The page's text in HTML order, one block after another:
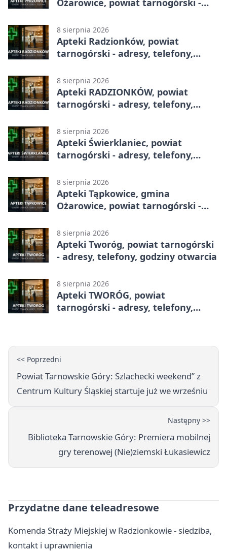
Ożarowice, powiat tarnogórski -
8 sierpnia 2026
Apteki Radzionków, powiat
tarnogórski - adresy, telefony,
8 sierpnia 2026
Apteki RADZIONKÓW, powiat
tarnogórski - adresy, telefony,
8 sierpnia 2026
Apteki Świerklaniec, powiat
tarnogórski - adresy, telefony,
8 sierpnia 2026
Apteki Tąpkowice, gmina
Ożarowice, powiat tarnogórski -
8 sierpnia 2026
Apteki Tworóg, powiat tarnogórski
- adresy, telefony, godziny otwarcia
8 sierpnia 2026
Apteki TWORÓG, powiat
tarnogórski - adresy, telefony,
<< Poprzedni
Powiat Tarnowskie Góry: Szlachecki weekend” z
Centrum Kultury Śląskiej startuje już we wrześniu
Następny >>
Biblioteka Tarnowskie Góry: Premiera mobilnej
gry terenowej (Nie)ziemski Łukasiewicz
Przydatne dane teleadresowe
Komenda Straży Miejskiej w Radzionkowie - siedziba,
kontakt i uprawnienia